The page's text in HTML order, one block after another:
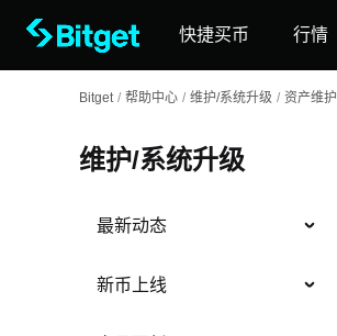
快捷买币 行情
Bitget / 帮助中心 / 维护/系统升级 / 资产维护
维护/系统升级
最新动态
新币上线